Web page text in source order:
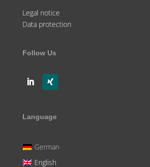
Legal notice
Data protection
Follow Us
Language
German
English